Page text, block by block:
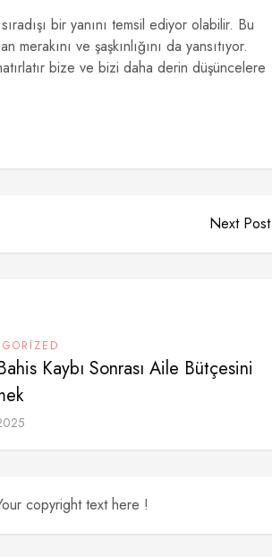
bir yanını temsil ediyor olabilir. Bu
ve şaşkınlığını da yansıtıyor.
bize ve bizi daha derin düşüncelere
Next
Kaybı Sonrası Aile Bütçesini
copyright text here !